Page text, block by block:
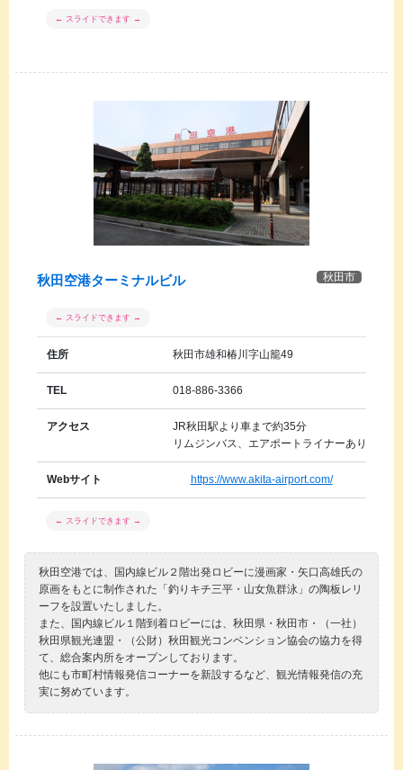
秋田市
秋田空港ターミナルビル
住所 秋田市雄和椿川字山籠49
TEL 018-886-3366
アクセス
JR秋田駅より車まで約35分
リムジンバス、エアポートライナーあり
Webサイト https://www.akita-airport.com/
秋田空港では、国内線ビル２階出発ロビーに漫画家・矢口高雄氏の
原画をもとに制作された「釣りキチ三平・山女魚群泳」の陶板レリ
ーフを設置いたしました。
また、国内線ビル１階到着ロビーには、秋田県・秋田市・（一社）
秋田県観光連盟・（公財）秋田観光コンベンション協会の協力を得
て、総合案内所をオープンしております。
他にも市町村情報発信コーナーを新設するなど、観光情報発信の充
実に努めています。